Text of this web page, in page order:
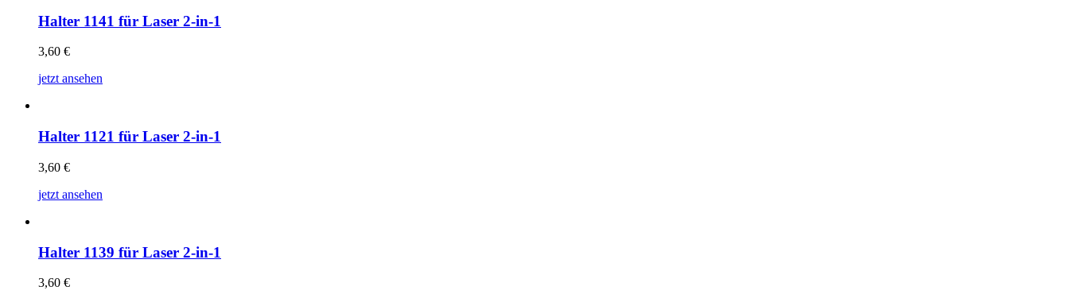
Halter 1141 für Laser 2-in-1
3,60 €
jetzt ansehen
Halter 1121 für Laser 2-in-1
3,60 €
jetzt ansehen
Halter 1139 für Laser 2-in-1
3,60 €